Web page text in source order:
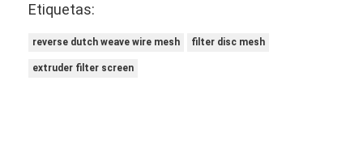
Etiquetas:
reverse dutch weave wire mesh filter disc mesh
extruder filter screen